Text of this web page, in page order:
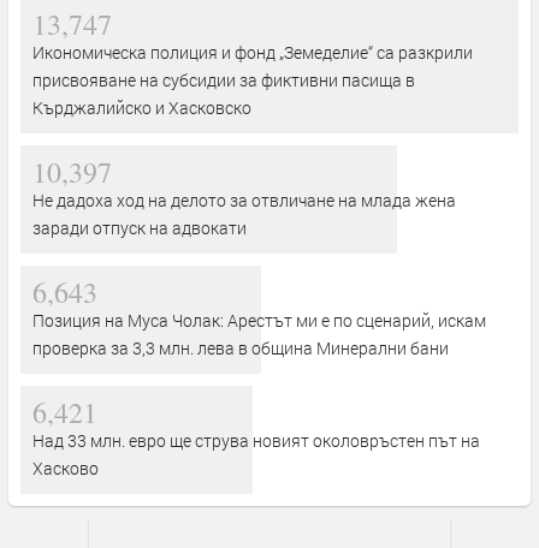
13,747
Икономическа полиция и фонд „Земеделие“ са разкрили
присвояване на субсидии за фиктивни пасища в
Кърджалийско и Хасковско
10,397
Не дадоха ход на делото за отвличане на млада жена
заради отпуск на адвокати
6,643
Позиция на Муса Чолак: Арестът ми е по сценарий, искам
проверка за 3,3 млн. лева в община Минерални бани
6,421
Над 33 млн. евро ще струва новият околовръстен път на
Хасково